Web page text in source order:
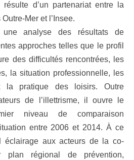
d’un partenariat entre la
Mer et l’Insee.
analyse des résultats de
approches telles que le profil
des difficultés rencontrées, les
la situation professionnelle, les
pratique des loisirs. Outre
de l’illettrisme, il ouvre le
niveau de comparaison
entre 2006 et 2014. À ce
éclairage aux acteurs de la co-
plan régional de prévention,